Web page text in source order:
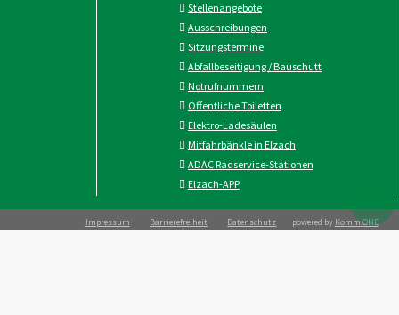
Stellenangebote
Ausschreibungen
Sitzungstermine
Abfallbeseitigung / Bauschutt
Notrufnummern
Öffentliche Toiletten
Elektro-Ladesäulen
Mitfahrbänkle in Elzach
ADAC Radservice-Stationen
Elzach-APP
Impressum Barrierefreiheit Datenschutz powered by Komm.ONE